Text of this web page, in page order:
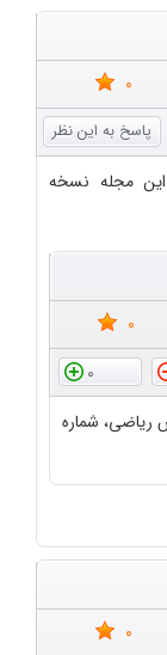
0
این مجله نسخه
0
0
ریاضی، شماره
0